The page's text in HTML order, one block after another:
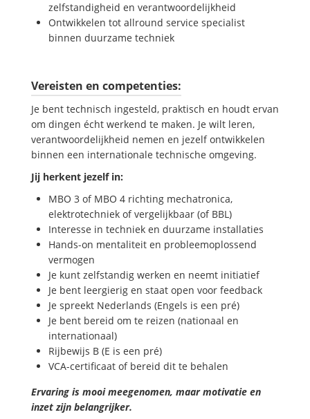
zelfstandigheid en verantwoordelijkheid
Ontwikkelen tot allround service specialist
binnen duurzame techniek
Vereisten en competenties:
Je bent technisch ingesteld, praktisch en houdt ervan
om dingen écht werkend te maken. Je wilt leren,
verantwoordelijkheid nemen en jezelf ontwikkelen
binnen een internationale technische omgeving.
Jij herkent jezelf in:
MBO 3 of MBO 4 richting mechatronica,
elektrotechniek of vergelijkbaar (of BBL)
Interesse in techniek en duurzame installaties
Hands-on mentaliteit en probleemoplossend
vermogen
Je kunt zelfstandig werken en neemt initiatief
Je bent leergierig en staat open voor feedback
Je spreekt Nederlands (Engels is een pré)
Je bent bereid om te reizen (nationaal en
internationaal)
Rijbewijs B (E is een pré)
VCA-certificaat of bereid dit te behalen
Ervaring is mooi meegenomen, maar motivatie en
inzet zijn belangrijker.